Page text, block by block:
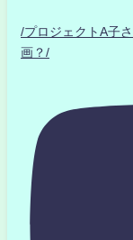
/プロジェクトA子
画？/